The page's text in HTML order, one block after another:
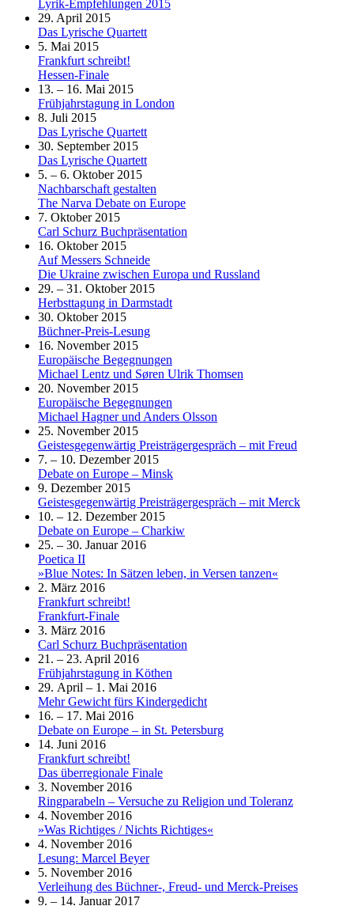
Lyrik-Empfehlungen 2015
29. April 2015
Das Lyrische Quartett
5. Mai 2015
Frankfurt schreibt!
Hessen-Finale
13. – 16. Mai 2015
Frühjahrstagung in London
8. Juli 2015
Das Lyrische Quartett
30. September 2015
Das Lyrische Quartett
5. – 6. Oktober 2015
Nachbarschaft gestalten
The Narva Debate on Europe
7. Oktober 2015
Carl Schurz Buchpräsentation
16. Oktober 2015
Auf Messers Schneide
Die Ukraine zwischen Europa und Russland
29. – 31. Oktober 2015
Herbsttagung in Darmstadt
30. Oktober 2015
Büchner-Preis-Lesung
16. November 2015
Europäische Begegnungen
Michael Lentz und Søren Ulrik Thomsen
20. November 2015
Europäische Begegnungen
Michael Hagner und Anders Olsson
25. November 2015
Geistesgegenwärtig Preisträgergespräch – mit Freud
7. – 10. Dezember 2015
Debate on Europe – Minsk
9. Dezember 2015
Geistesgegenwärtig Preisträgergespräch – mit Merck
10. – 12. Dezember 2015
Debate on Europe – Charkiw
25. – 30. Januar 2016
Poetica II
»Blue Notes: In Sätzen leben, in Versen tanzen«
2. März 2016
Frankfurt schreibt!
Frankfurt-Finale
3. März 2016
Carl Schurz Buchpräsentation
21. – 23. April 2016
Frühjahrstagung in Köthen
29. April – 1. Mai 2016
Mehr Gewicht fürs Kindergedicht
16. – 17. Mai 2016
Debate on Europe – in St. Petersburg
14. Juni 2016
Frankfurt schreibt!
Das überregionale Finale
3. November 2016
Ringparabeln – Versuche zu Religion und Toleranz
4. November 2016
»Was Richtiges / Nichts Richtiges«
4. November 2016
Lesung: Marcel Beyer
5. November 2016
Verleihung des Büchner-, Freud- und Merck-Preises
9. – 14. Januar 2017